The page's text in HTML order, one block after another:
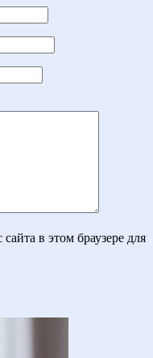
в этом браузере для